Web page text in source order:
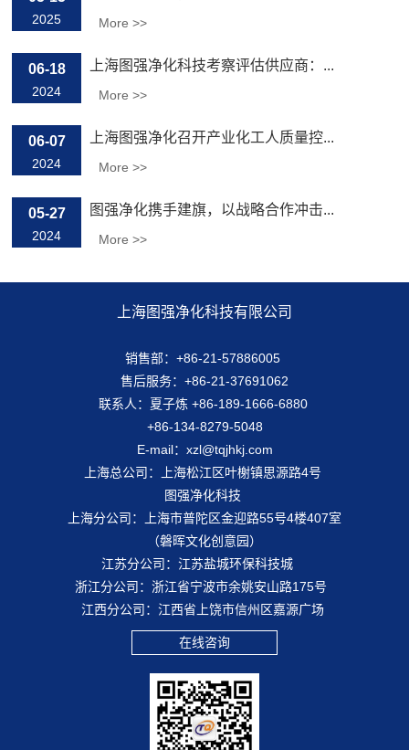
2025 More >>
06-18
2024
上海图强净化科技考察评估供应商：...
More >>
06-07
2024
上海图强净化召开产业化工人质量控...
More >>
05-27
2024
图强净化携手建旗，以战略合作冲击...
More >>
上海图强净化科技有限公司
销售部：+86-21-57886005
售后服务：+86-21-37691062
联系人：夏子炼 +86-189-1666-6880
+86-134-8279-5048
E-mail：xzl@tqjhkj.com
上海总公司：上海松江区叶榭镇思源路4号
图强净化科技
上海分公司：上海市普陀区金迎路55号4楼407室
（磐晖文化创意园）
江苏分公司：江苏盐城环保科技城
浙江分公司：浙江省宁波市余姚安山路175号
江西分公司：江西省上饶市信州区嘉源广场
在线咨询